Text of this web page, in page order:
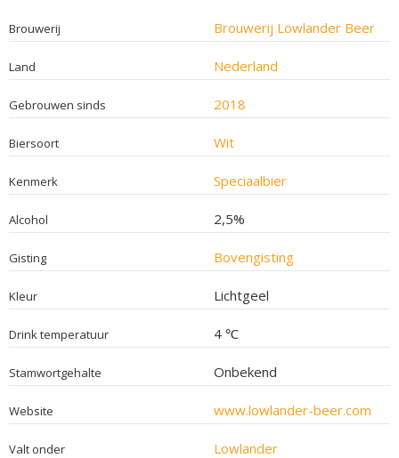
Brouwerij Brouwerij Lowlander Beer
Land Nederland
Gebrouwen sinds 2018
Biersoort Wit
Kenmerk Speciaalbier
Alcohol 2,5%
Gisting Bovengisting
Kleur Lichtgeel
Drink temperatuur 4 ℃
Stamwortgehalte Onbekend
Website www.lowlander-beer.com
Valt onder Lowlander